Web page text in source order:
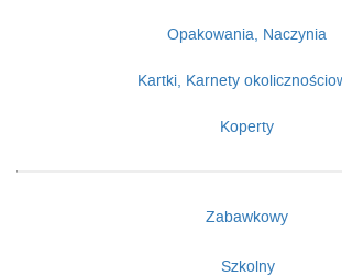
Opakowania, Naczynia
Kartki, Karnety
Koperty
Zabawkowy
Szkolny